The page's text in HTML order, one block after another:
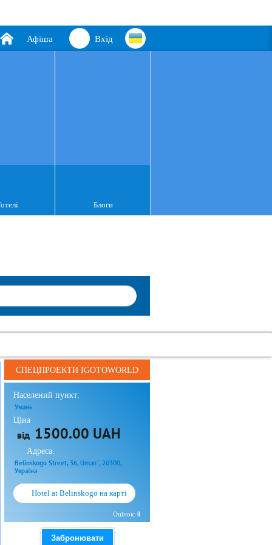
Вхід
Афіша
Блоги
СПЕЦПРОЕКТИ IGOTOWORLD
Населений пункт:
Умань
Ціна
від 1500.00 UAH
Адреса:
Belinskogo Street, 36, Umanʼ, 20300,
Україна
Hotel at Belinskogo на карті
Оцінок: 0
Забронювати